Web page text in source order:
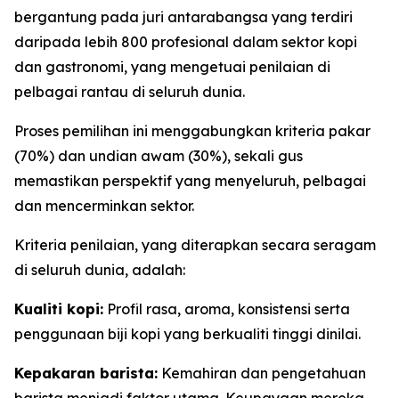
bergantung pada juri antarabangsa yang terdiri
daripada lebih 800 profesional dalam sektor kopi
dan gastronomi, yang mengetuai penilaian di
pelbagai rantau di seluruh dunia.
Proses pemilihan ini menggabungkan kriteria pakar
(70%) dan undian awam (30%), sekali gus
memastikan perspektif yang menyeluruh, pelbagai
dan mencerminkan sektor.
Kriteria penilaian, yang diterapkan secara seragam
di seluruh dunia, adalah:
Kualiti kopi: Profil rasa, aroma, konsistensi serta
penggunaan biji kopi yang berkualiti tinggi dinilai.
Kepakaran barista: Kemahiran dan pengetahuan